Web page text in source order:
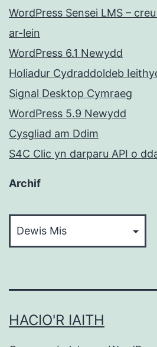
WordPress Sensei LMS –
ar-lein
WordPress 6.1 Newydd
Holiadur Cydraddoldeb
Signal Desktop Cymraeg
WordPress 5.9 Newydd
Cysgliad am Ddim
S4C Clic yn darparu API o
Archif
HACIO'R IAITH